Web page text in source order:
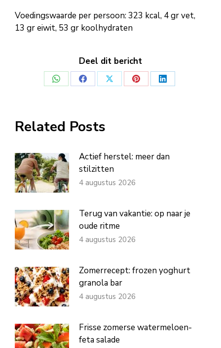
Voedingswaarde per persoon: 323 kcal, 4 gr vet,
13 gr eiwit, 53 gr koolhydraten
Deel dit bericht
Deel
Deel
Deel
Deel
Deel
Related Posts
Actief herstel: meer dan
stilzitten
4 augustus 2026
Terug van vakantie: op naar je
oude ritme
4 augustus 2026
Zomerrecept: frozen yoghurt
granola bar
4 augustus 2026
Frisse zomerse watermeloen-
feta salade